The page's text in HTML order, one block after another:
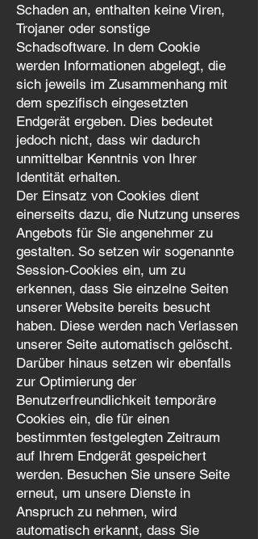
Schaden an, enthalten keine Viren,
Trojaner oder sonstige
Schadsoftware. In dem Cookie
werden Informationen abgelegt, die
sich jeweils im Zusammenhang mit
dem spezifisch eingesetzten
Endgerät ergeben. Dies bedeutet
jedoch nicht, dass wir dadurch
unmittelbar Kenntnis von Ihrer
Identität erhalten.
Der Einsatz von Cookies dient
einerseits dazu, die Nutzung unseres
Angebots für Sie angenehmer zu
gestalten. So setzen wir sogenannte
Session-Cookies ein, um zu
erkennen, dass Sie einzelne Seiten
unserer Website bereits besucht
haben. Diese werden nach Verlassen
unserer Seite automatisch gelöscht.
Darüber hinaus setzen wir ebenfalls
zur Optimierung der
Benutzerfreundlichkeit temporäre
Cookies ein, die für einen
bestimmten festgelegten Zeitraum
auf Ihrem Endgerät gespeichert
werden. Besuchen Sie unsere Seite
erneut, um unsere Dienste in
Anspruch zu nehmen, wird
automatisch erkannt, dass Sie